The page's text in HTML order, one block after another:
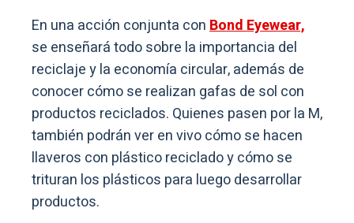
En una acción conjunta conBond Eyewear,
se enseñará todo sobre la importancia del
reciclaje y la economía circular, además de
conocer cómo se realizan gafas de sol con
productos reciclados. Quienes pasen por la M,
también podrán ver en vivo cómo se hacen
llaveros con plástico reciclado y cómo se
trituran los plásticos para luego desarrollar
productos.